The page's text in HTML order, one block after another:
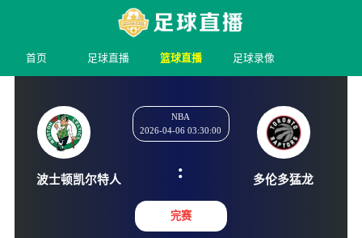
首页 足球直播 篮球直播 足球录像
波士顿凯尔特人
NBA
2026-04-06 03:30:00
: